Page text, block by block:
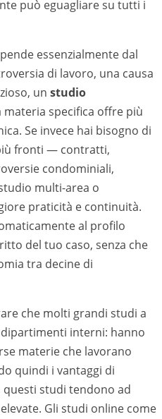
può eguagliare su tutti i
essenzialmente dal
di lavoro, una causa
un studio
materia specifica offre più
Se invece hai bisogno di
fronti — contratti,
condominiali,
multi-area o
praticità e continuità.
al profilo
del tuo caso, senza che
tra decine di
che molti grandi studi a
interni: hanno
materie che lavorano
quindi i vantaggi di
studi tendono ad
Gli studi online come